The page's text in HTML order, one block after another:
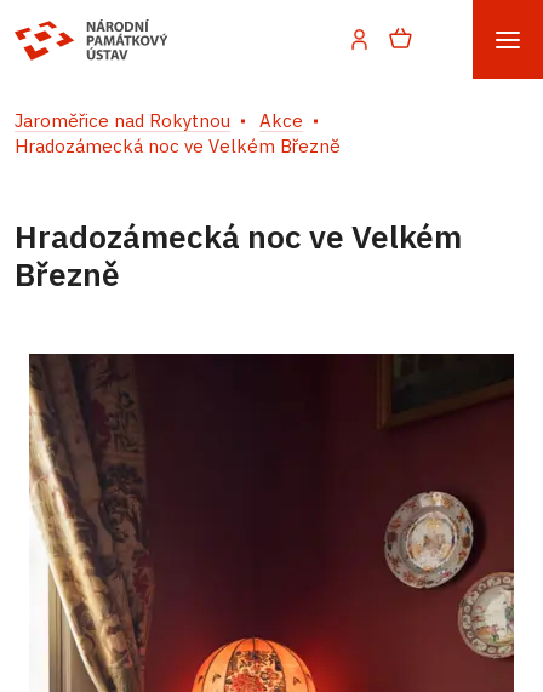
Jaroměřice nad Rokytnou
Akce
Hradozámecká noc ve Velkém Březně
Hradozámecká noc ve Velkém
Březně